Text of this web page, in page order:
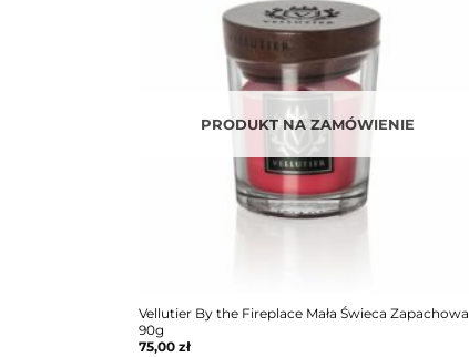
PRODUKT NA ZAMÓWIENIE
Vellutier By the Fireplace Mała Świeca Zapachowa
90g
75,00zł